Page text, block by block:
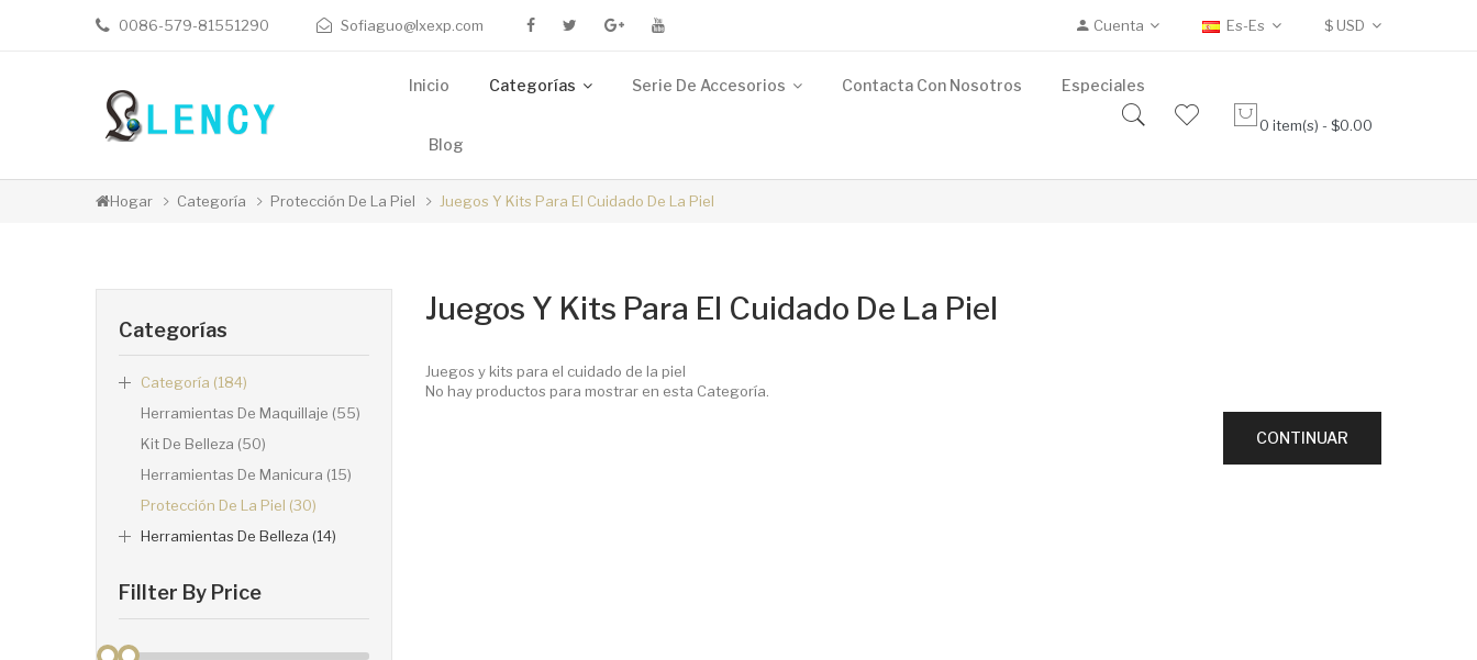
0086-579-81551290 Sofiaguo@lxexp.com Cuenta Es-Es $ USD
Inicio Categorías Serie De Accesorios Contacta Con Nosotros Especiales
Blog
0 item(s) - $0.00
Hogar Categoría Protección De La Piel Juegos Y Kits Para El Cuidado De La Piel
Fillter By Price
Categorías
Categoría (184)
Herramientas De Maquillaje (55)
Kit De Belleza (50)
Herramientas De Manicura (15)
Protección De La Piel (30)
Herramientas De Belleza (14)
Juegos Y Kits Para El Cuidado De La Piel
Juegos y kits para el cuidado de la piel
No hay productos para mostrar en esta Categoría.
CONTINUAR